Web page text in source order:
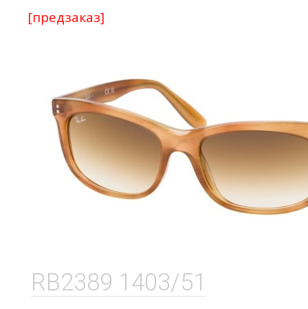
RB2389 1403/51
[предзаказ]